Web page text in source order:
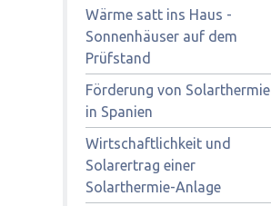
Wärme satt ins Haus -
Sonnenhäuser auf dem
Prüfstand
Förderung von Solarthermie
in Spanien
Wirtschaftlichkeit und
Solarertrag einer
Solarthermie-Anlage